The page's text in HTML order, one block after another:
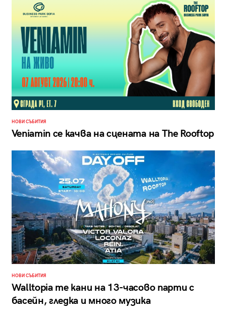
НОВИ СЪБИТИЯ
Veniamin се качва на сцената на The Rooftop
НОВИ СЪБИТИЯ
Walltopia те кани на 13-часово парти с
басейн, гледка и много музика